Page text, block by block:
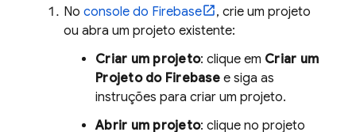
No console do Firebase
, crie um projeto
ou abra um projeto existente:
Criar um projeto: clique em Criar um
Projeto do Firebasee siga as
instruções para criar um projeto.
Abrir um projeto: clique no projeto